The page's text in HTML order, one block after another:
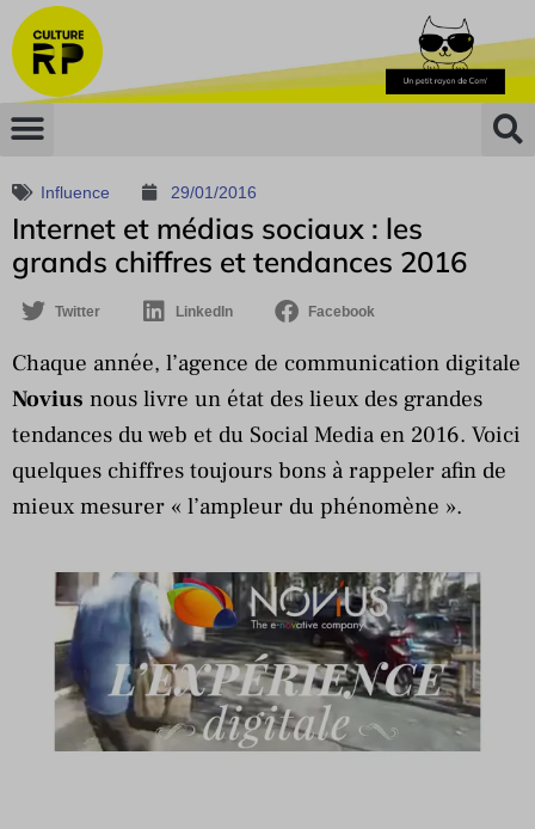
Influence 29/01/2016
Internet et médias sociaux : les
grands chiffres et tendances 2016
Twitter LinkedIn Facebook
Chaque année, l’agence de communication digitale
Novius nous livre un état des lieux des grandes
tendances du web et du Social Media en 2016. Voici
quelques chiffres toujours bons à rappeler afin de
mieux mesurer « l’ampleur du phénomène ».